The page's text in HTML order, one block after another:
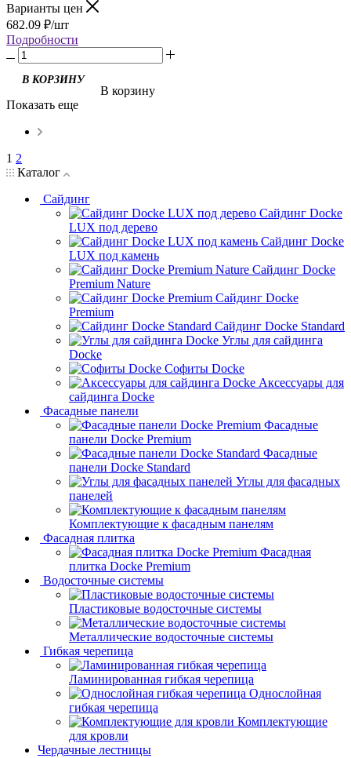
Варианты цен
682.09 ₽/шт
Подробности
В корзину
Показать еще
1 2
Каталог
Сайдинг
Сайдинг Docke
LUX под дерево
Сайдинг Docke
LUX под камень
Сайдинг Docke
Premium Nature
Сайдинг Docke
Premium
Сайдинг Docke Standard
Углы для сайдинга
Docke
Софиты Docke
Аксессуары для
сайдинга Docke
Фасадные панели
Фасадные
панели Docke Premium
Фасадные
панели Docke Standard
Углы для фасадных
панелей
Комплектующие к фасадным панелям
Фасадная плитка
Фасадная
плитка Docke Premium
Водосточные системы
Пластиковые водосточные системы
Металлические водосточные системы
Гибкая черепица
Ламинированная гибкая черепица
Однослойная
гибкая черепица
Комплектующие
для кровли
Чердачные лестницы